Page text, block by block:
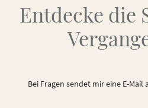
Entdecke die
Bei Fragen sendet mir eine E-